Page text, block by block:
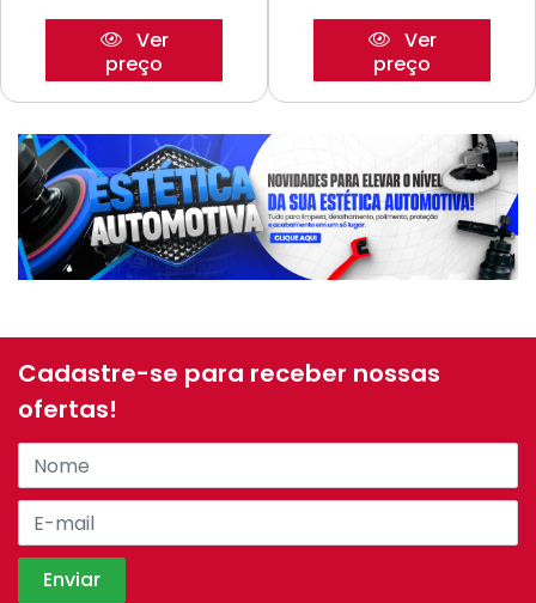
Ver
preço
Ver
preço
Cadastre-se para receber nossas
ofertas!